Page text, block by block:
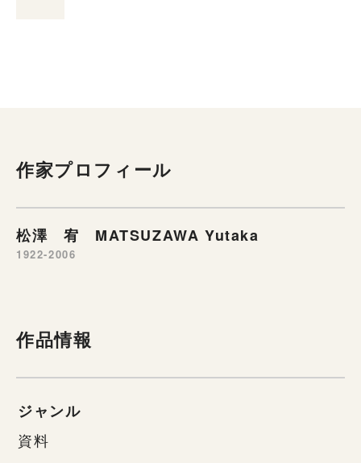
作家プロフィール
松澤 宥 MATSUZAWA Yutaka
1922-2006
作品情報
ジャンル
資料